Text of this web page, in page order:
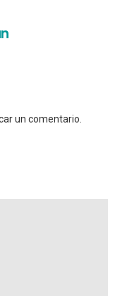
un comentario.